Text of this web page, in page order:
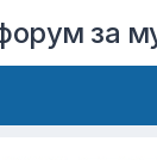
за